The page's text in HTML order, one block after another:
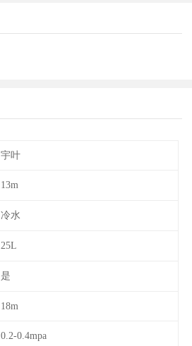
宇叶
13m
冷水
25L
是
18m
0.2-0.4mpa